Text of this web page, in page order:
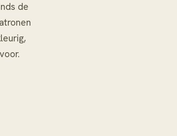
de